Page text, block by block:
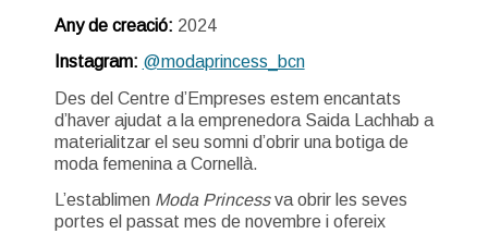
Any de creació: 2024
Instagram: @modaprincess_bcn
Des del Centre d’Empreses estem encantats
d’haver ajudat a la emprenedora Saida Lachhab a
materialitzar el seu somni d’obrir una botiga de
moda femenina a Cornellà.
L’establimen Moda Princessva obrir les seves
portes el passat mes de novembre i ofereix